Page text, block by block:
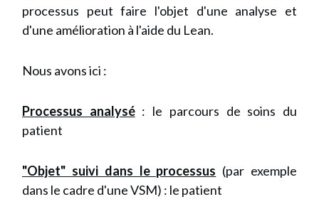
processus peut faire l'objet d'une analyse et
d'une amélioration à l'aide du Lean.
Nous avons ici :
Processus analysé: le parcours de soins du
patient
"Objet" suivi dans le processus (par exemple
dans le cadre d'une VSM) : le patient